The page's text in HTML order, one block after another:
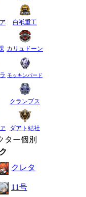
白祇重工
カリュドーン
モッキンバード
クランプス
ダアト結社
ター個別
クレタ
11号